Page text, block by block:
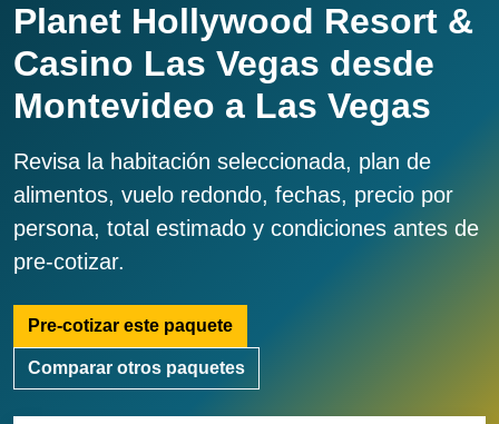
Planet Hollywood Resort &
Casino Las Vegas desde
Montevideo a Las Vegas
Revisa la habitación seleccionada, plan de
alimentos, vuelo redondo, fechas, precio por
persona, total estimado y condiciones antes de
pre-cotizar.
Pre-cotizar este paquete
Comparar otros paquetes